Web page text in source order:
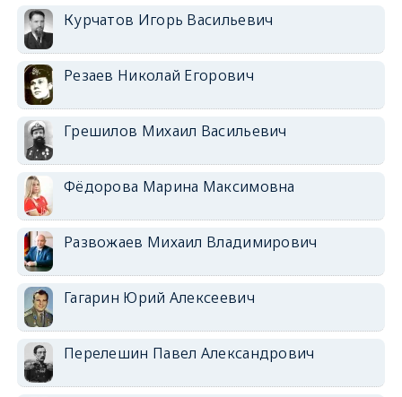
Курчатов Игорь Васильевич
Резаев Николай Егорович
Грешилов Михаил Васильевич
Фёдорова Марина Максимовна
Развожаев Михаил Владимирович
Гагарин Юрий Алексеевич
Перелешин Павел Александрович